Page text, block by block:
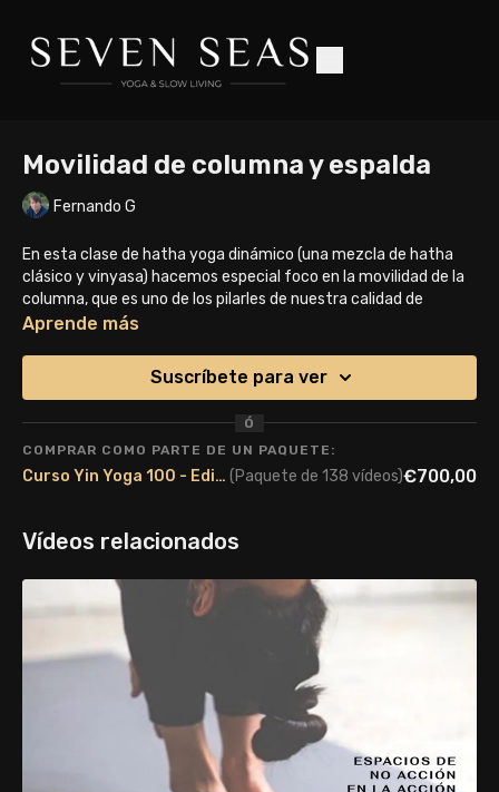
Movilidad de columna y espalda
Fernando G
En esta clase de hatha yoga dinámico (una mezcla de hatha
clásico y vinyasa) hacemos especial foco en la movilidad de la
columna, que es uno de los pilarles de nuestra calidad de
movimiento. "eres tan joven o mayor como lo sea tu columna".
más allá de los límites actuales que tengas, ha sido
comprobado por la medicina y la ciencia en general como la
Actuamos también sobre toda la estructura de tejido
conectivo que mantiene la columna y sobre toda la espalda,
Aprende más
Suscríbete para ver
Ó
COMPRAR COMO PARTE DE UN PAQUETE:
Curso Yin Yoga 100 - Edición Marzo 2024 (Paquete de 138 vídeos)€700,00
Vídeos relacionados